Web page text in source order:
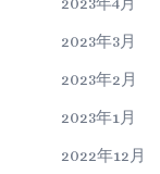
2023年3月
2023年2月
2023年1月
2022年12月